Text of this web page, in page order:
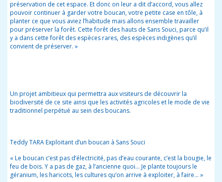
préservation de cet espace. Et donc on leur a dit d’accord, vous allez
pouvoir continuer à garder votre boucan, votre petite case en tôle, à
planter ce que vous aviez l’habitude mais allons ensemble travailler
pour préserver la forêt. Cette forêt des hauts de Sans Souci, parce qu’il
y a dans cette forêt des espèces rares, des espèces indigènes qu’il
convient de préserver. »
Un projet ambitieux qui permettra aux visiteurs de découvrir la
biodiversité de ce site ainsi que les activités agricoles et le mode de vie
traditionnel perpétué au sein des boucans.
Teddy TARA Exploitant d’un boucan à Sans Souci
« Le boucan c’est pas d’électricité, pas d’eau courante, c’est la bougie, le
feu de bois. Y a pas de gaz, à l’ancienne quoi… Je plante toujours le
géranium, les haricots, les cultures qu’on arrive à exploiter, à faire… »